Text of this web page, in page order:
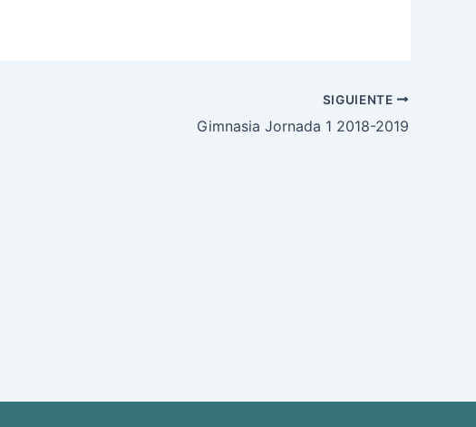
SIGUIENTE
Gimnasia Jornada 1 2018-2019